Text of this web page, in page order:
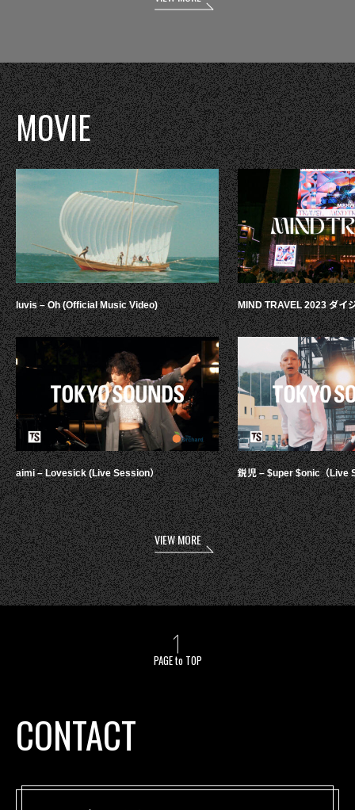
MOVIE
luvis – Oh (Official Music Video)
aimi – Lovesick (Live Session）
MIND TRAVEL 2023 ダイ
鋭児 – $uper $onic（Live
VIEW MORE
PAGE to TOP
CONTACT